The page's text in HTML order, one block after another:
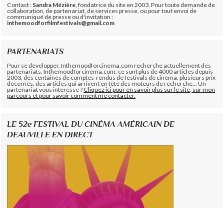
Contact : Sandra Mézière , fondatrice du site en 2003. Pour toute demande de
collaboration, de partenariat, de services presse, ou pour tout envoi de
communiqué de presse ou d'invitation :
inthemoodforfilmfestivals@gmail.com
PARTENARIATS
Pour se développer, Inthemoodforcinema.com recherche actuellement des
partenariats. Inthemoodforcinema.com, ce sont plus de 4000 articles depuis
2003, des centaines de comptes-rendus de festivals de cinéma, plusieurs prix
décernés, des articles qui arrivent en tête des moteurs de recherche... Un
partenariat vous intéresse ?Cliquez ici pour en savoir plus sur le site, sur mon
parcours et pour savoir comment me contacter.
LE 52e FESTIVAL DU CINÉMA AMÉRICAIN DE
DEAUVILLE EN DIRECT